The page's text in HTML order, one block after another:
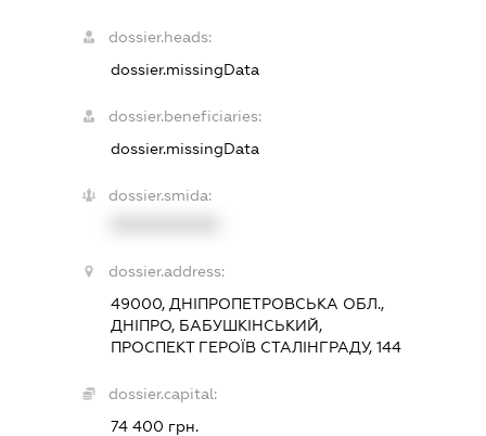
dossier.heads:
dossier.missingData
dossier.beneficiaries:
dossier.missingData
dossier.smida:
dossier.address:
49000, ДНІПРОПЕТРОВСЬКА ОБЛ.,
ДНІПРО, БАБУШКІНСЬКИЙ,
ПРОСПЕКТ ГЕРОЇВ СТАЛІНГРАДУ, 144
dossier.capital:
74 400 грн.